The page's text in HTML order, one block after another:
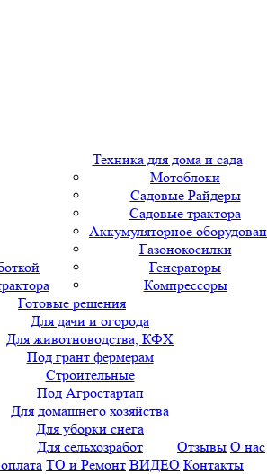
Техника для дома и сада
Мотоблоки
Садовые Райдеры
Садовые трактора
Аккумуляторное
Газонокосилки
Генераторы
Компрессоры
Готовые решения
Для дачи и огорода
Для животноводства, КФХ
Под грант фермерам
Строительные
Под Агростартап
Для домашнего хозяйства
Для уборки снега
Для сельхозработ
Отзывы О нас
ТО и Ремонт ВИДЕО Контакты